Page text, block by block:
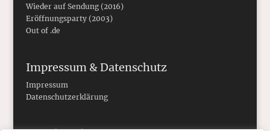
Wieder auf Sendung (2016)
Eröffnungsparty (2003)
Out of .de
Impressum & Datenschutz
Impressum
Datenschutzerklärung